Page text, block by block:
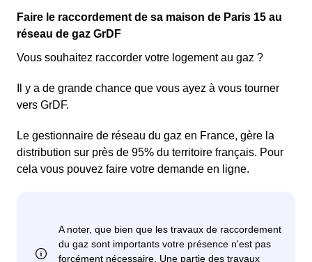
Faire le raccordement de sa maison de Paris 15 au
réseau de gaz GrDF
Vous souhaitez raccorder votre logement au gaz ?
Il y a de grande chance que vous ayez à vous tourner
vers GrDF.
Le gestionnaire de réseau du gaz en France, gère la
distribution sur près de 95% du territoire français. Pour
cela vous pouvez faire votre demande en ligne.